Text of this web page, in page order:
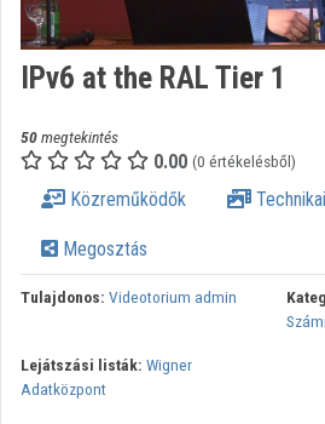
Intézmények
Közreműködők
Megjelenés:
IPv6 at the RAL Tier 1
50megtekintés
0.00 (0 értékelésből)
Közreműködők
Megosztás
Tulajdonos: Videotorium admin
Lejátszási listák: Wigner
Adatközpont